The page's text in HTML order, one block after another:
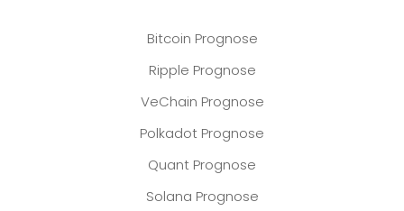
Bitcoin Prognose
Ripple Prognose
VeChain Prognose
Polkadot Prognose
Quant Prognose
Solana Prognose